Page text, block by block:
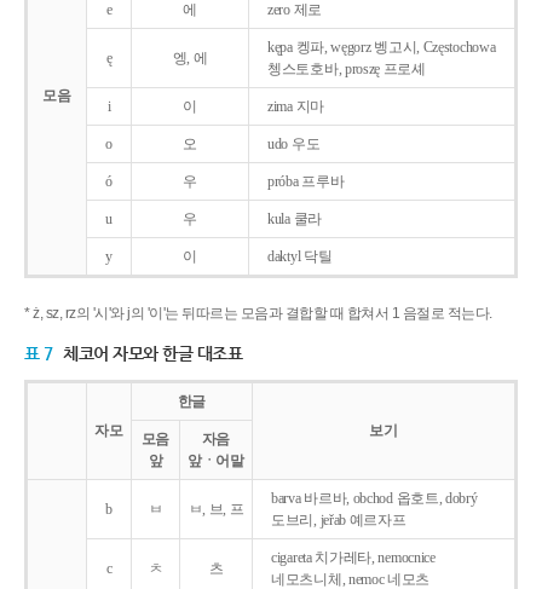
모음
e 에 zero 제로
ę 엥, 에
kępa 켕파, węgorz 벵고시, Częstochowa
쳉스토호바, proszę 프로셰
i 이 zima 지마
o 오 udo 우도
ó 우 próba 프루바
u 우 kula 쿨라
y 이 daktyl 닥틸
* ż, sz, rz의 '시'와 j의 '이'는 뒤따르는 모음과 결합할 때 합쳐서 1 음절로 적는다.
표 7 체코어 자모와 한글 대조표
자모
한글
보기
모음
앞
자음
앞ㆍ어말
b ㅂ ㅂ, 브, 프
barva 바르바, obchod 옵호트, dobrý
도브리, jeřab 예르자프
c ㅊ 츠
cigareta 치가레타, nemocnice
네모츠니체, nemoc 네모츠